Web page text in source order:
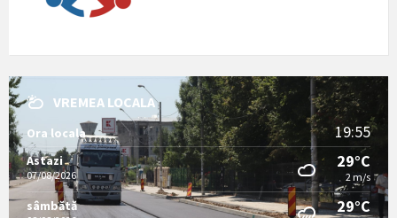
VREMEA LOCALA
Ora locala 19:55
Astazi
07/08/2026
29°C
2 m/s
sâmbătă 29°C